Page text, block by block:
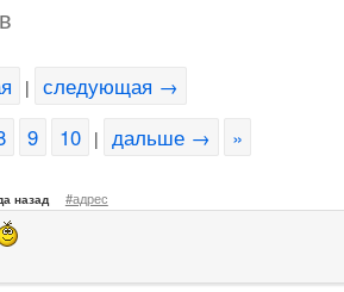
| следующая →
9 10 | дальше → »
назад #адрес